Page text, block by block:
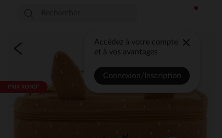
Accédez à votre compte
et à vos avantages
Connexion/Inscription
PRIX ROND*